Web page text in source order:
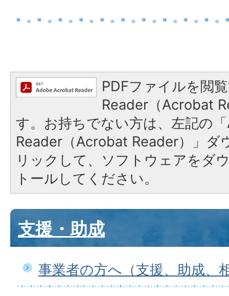
PDFファイルを閲
Reader（Acrobat
す。お持ちでない方は、左記の
Reader（Acrobat Reader）」ダ
リックして、ソフトウェアをダ
トールしてください。
支援・助成
事業者の方へ（支援、助成、